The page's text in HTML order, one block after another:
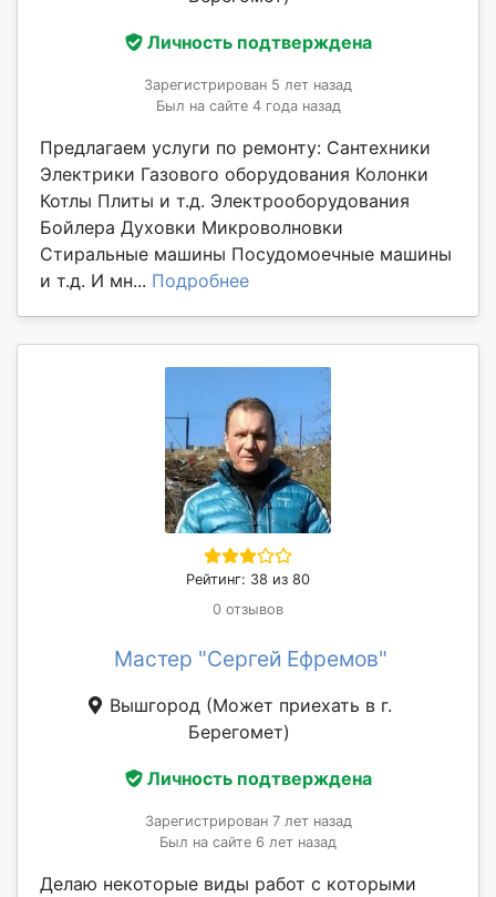
Личность подтверждена
Зарегистрирован 5 лет назад
Был на сайте 4 года назад
Предлагаем услуги по ремонту: Сантехники
Электрики Газового оборудования Колонки
Котлы Плиты и т.д. Электрооборудования
Бойлера Духовки Микроволновки
Стиральные машины Посудомоечные машины
и т.д. И мн... Подробнее
Рейтинг: 38 из 80
0 отзывов
Мастер "Сергей Ефремов"
Вышгород (Может приехать в г.
Берегомет)
Личность подтверждена
Зарегистрирован 7 лет назад
Был на сайте 6 лет назад
Делаю некоторые виды работ с которыми